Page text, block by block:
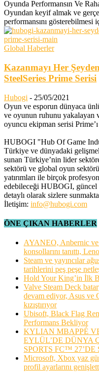
Oyunda Performansın Ve
Oyundan keyif almak ve
performansını gösterebilmesi
Global Haberler
Kazanmayı Her
SteelSeries Prime Serisi
Hubogi - 25/05/2021
Oyun ve esporun dünyaca
ve oyunun ruhunu yakalayan
oyuncu ekipman serisi
HUBOGI "Hub Of Game
Türkiye ve dünyadaki
sunan Türkiye’nin lider
sektörü ve global oyun
yatırımları ile birçok
edebileceği HUBOGI,
detaylı olarak sizlere
İletişim: info@hubogi.com
ÖNE ÇIKAN HABERLER
AYANEO, Anbernic ve
konsollarını tanıttı,
Steam ve yayıncılar
tarihlerini peş peşe
Hold Your King’in İlk
Valve Steam Deck
devam ediyor, Asus ve
kızıştırıyor
Ubisoft, Black Flag
Performans Bekliyor
KYLIAN MBAPPÉ
EYLÜL’DE DÜNYA
SPORTS FC™
Microsoft, Xbox yaz
profil ayarlarını